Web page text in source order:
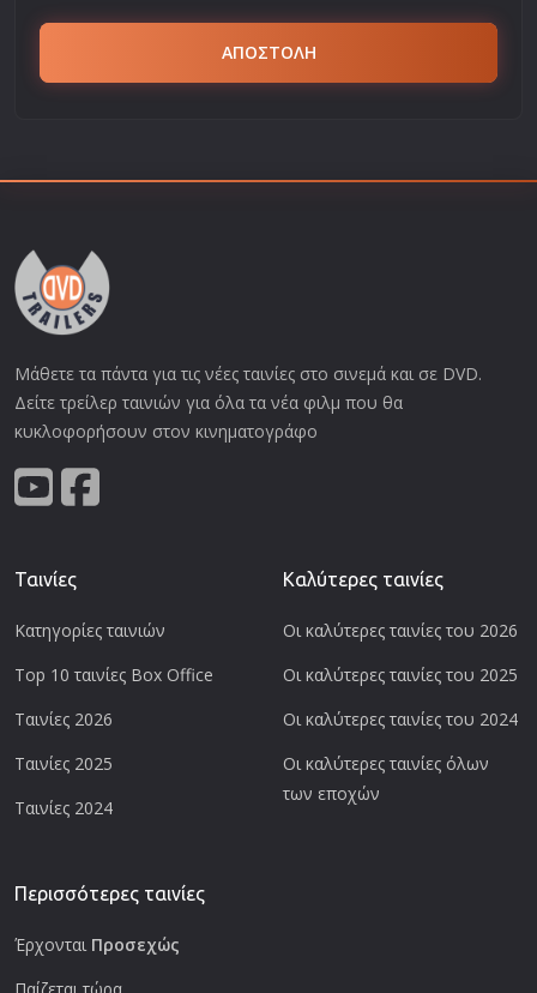
ΑΠΟΣΤΟΛΗ
Μάθετε τα πάντα για τις νέες ταινίες στο σινεμά και σε DVD.
Δείτε τρείλερ ταινιών για όλα τα νέα φιλμ που θα
κυκλοφορήσουν στον κινηματογράφο
Ταινίες
Κατηγορίες ταινιών
Top 10 ταινίες Box Office
Ταινίες 2026
Ταινίες 2025
Ταινίες 2024
Καλύτερες ταινίες
Οι καλύτερες ταινίες του 2026
Οι καλύτερες ταινίες του 2025
Οι καλύτερες ταινίες του 2024
Οι καλύτερες ταινίες όλων
των εποχών
Περισσότερες ταινίες
Έρχονται Προσεχώς